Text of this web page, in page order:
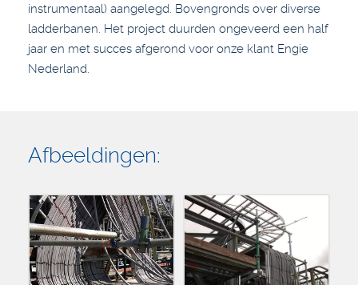
instrumentaal) aangelegd. Bovengronds over diverse
ladderbanen. Het project duurden ongeveerd een half
jaar en met succes afgerond voor onze klant Engie
Nederland.
Afbeeldingen: